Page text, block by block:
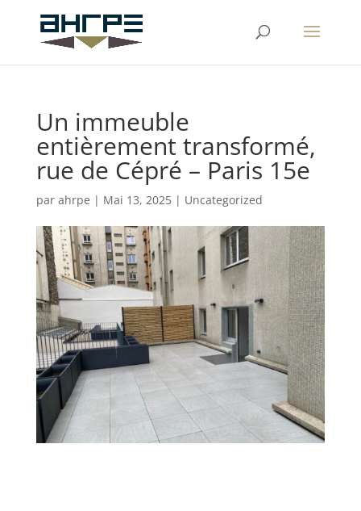
Un immeuble
entièrement transformé,
rue de Cépré – Paris 15e
par ahrpe | Mai 13, 2025| Uncategorized